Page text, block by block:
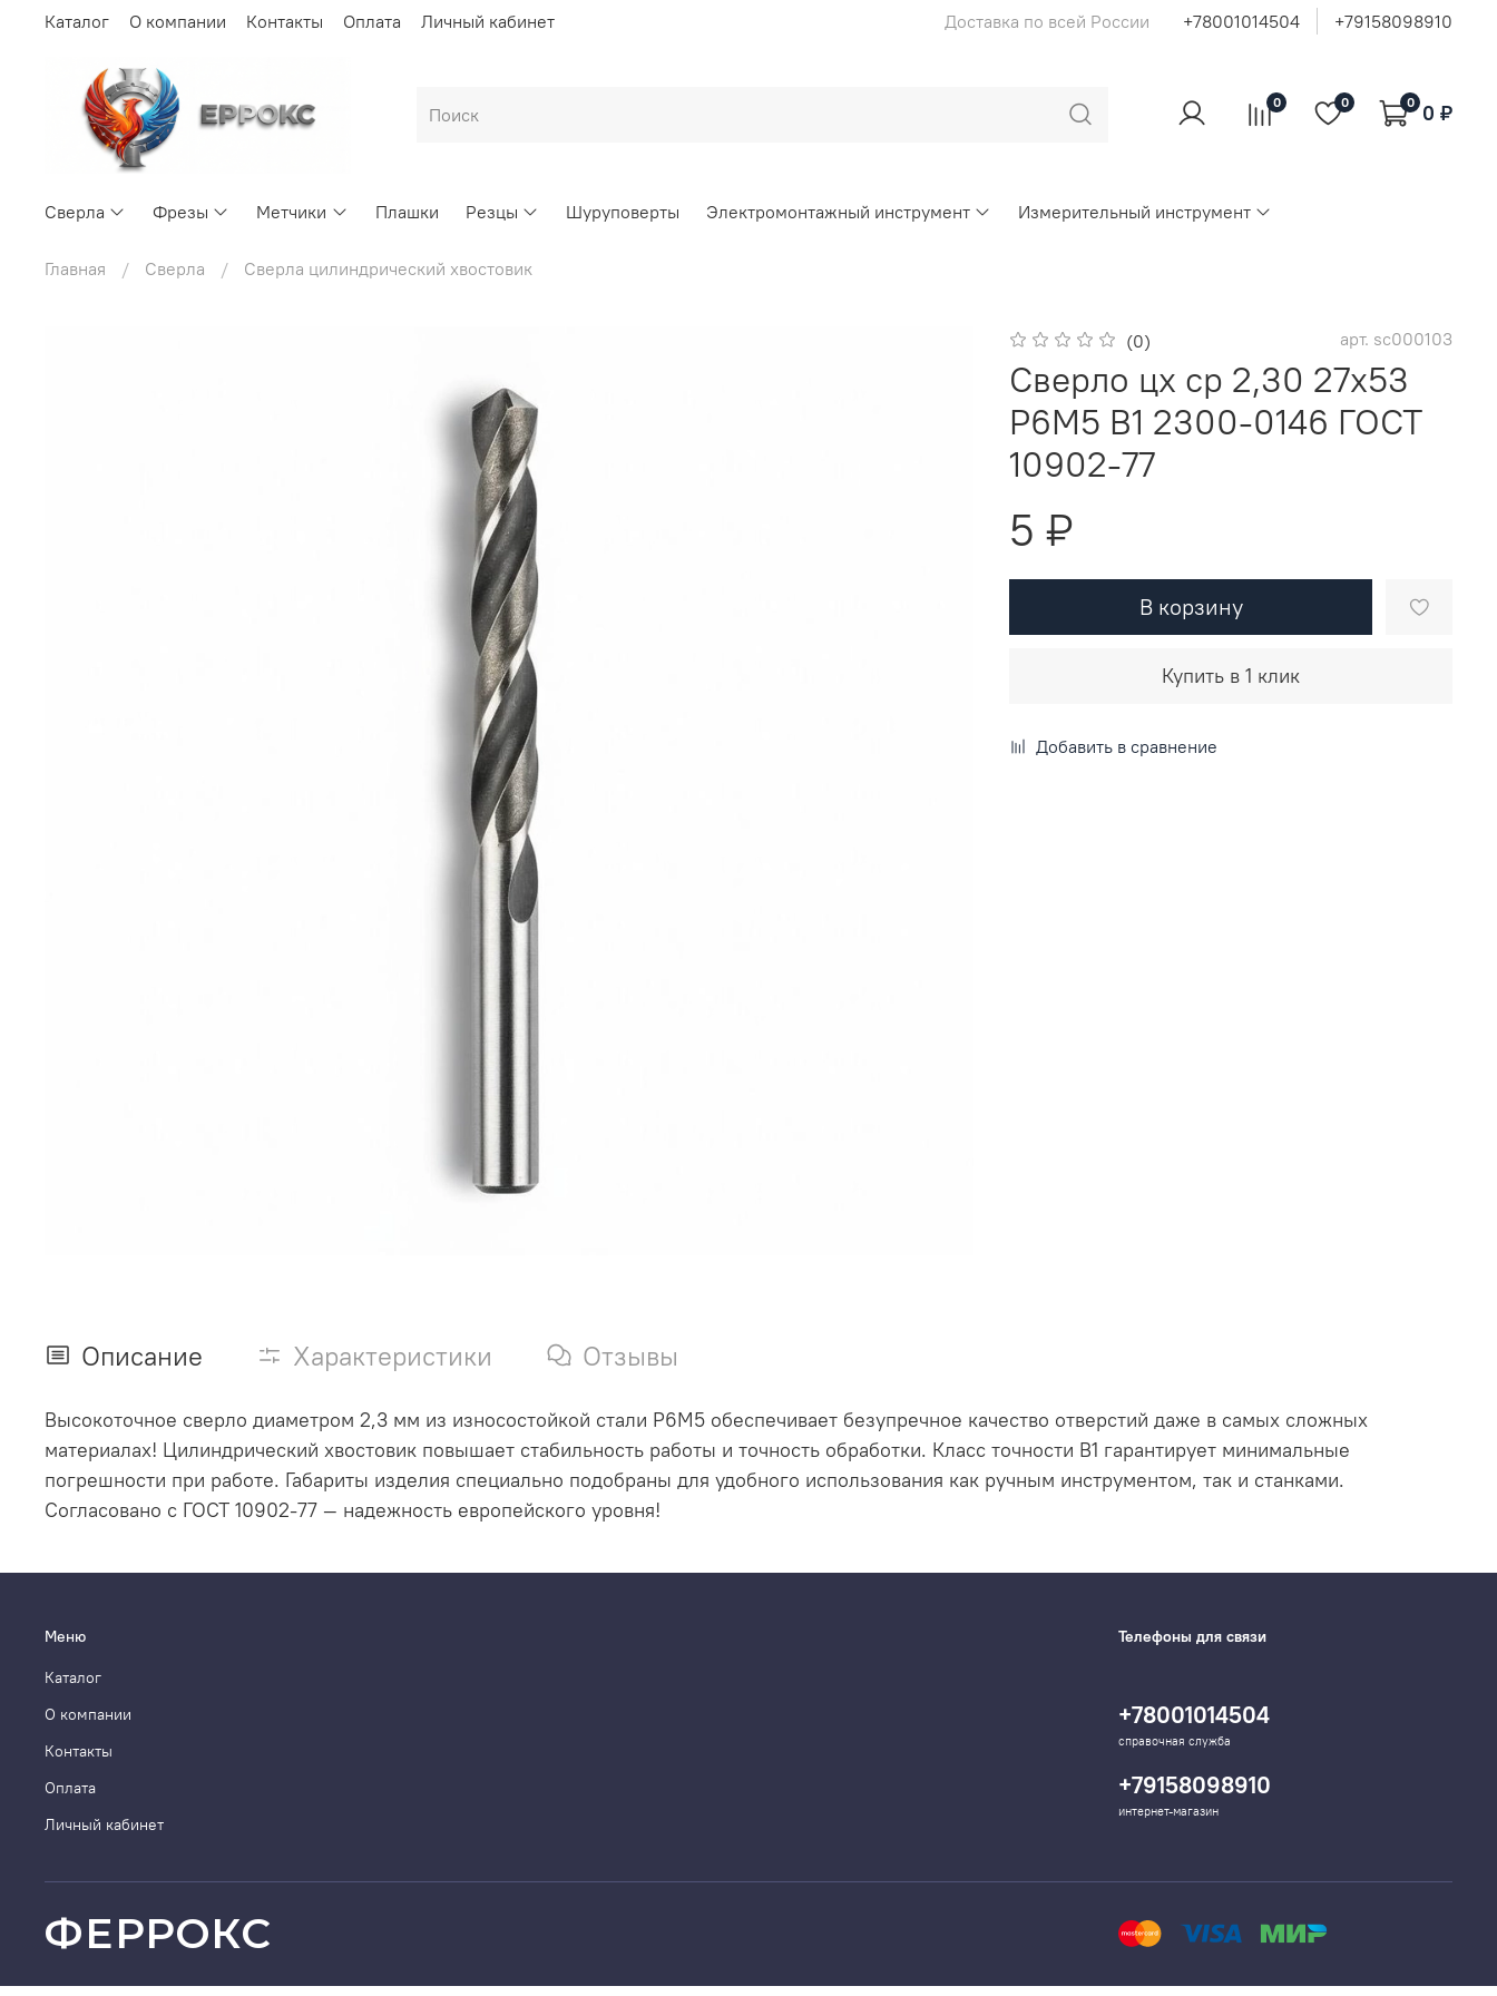
Каталог О компании Контакты Оплата Личный кабинет Доставка по всей России +78001014504 +79158098910
0 0 0 0 ₽
Сверла Фрезы Метчики Плашки Резцы Шуруповерты Электромонтажный инструмент Измерительный инструмент
Главная Сверла Сверла цилиндрический хвостовик
(0) арт. sc000103
Сверло цх ср 2,30 27х53
Р6М5 В1 2300-0146 ГОСТ
10902-77
5 ₽
В корзину
Купить в 1 клик
Добавить в сравнение
Описание Характеристики Отзывы
Высокоточное сверло диаметром 2,3 мм из износостойкой стали Р6М5 обеспечивает безупречное качество отверстий даже в самых сложных
материалах! Цилиндрический хвостовик повышает стабильность работы и точность обработки. Класс точности В1 гарантирует минимальные
погрешности при работе. Габариты изделия специально подобраны для удобного использования как ручным инструментом, так и станками.
Согласовано с ГОСТ 10902-77 — надежность европейского уровня!
Меню
Каталог
О компании
Контакты
Оплата
Личный кабинет
Телефоны для связи
+78001014504
справочная служба
+79158098910
интернет-магазин
ФЕРРОКС